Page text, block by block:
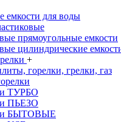
емкости для воды
прямоугольные емкости
цилиндрические
+
горелки, грелки, газ
ТУРБО
ПЬЕЗО
БЫТОВЫЕ